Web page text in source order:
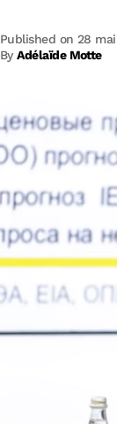
ByAdélaïde Motte
Published on 28